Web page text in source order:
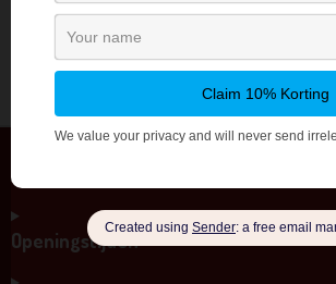
Algemene Voorwaarden
Openingstijden